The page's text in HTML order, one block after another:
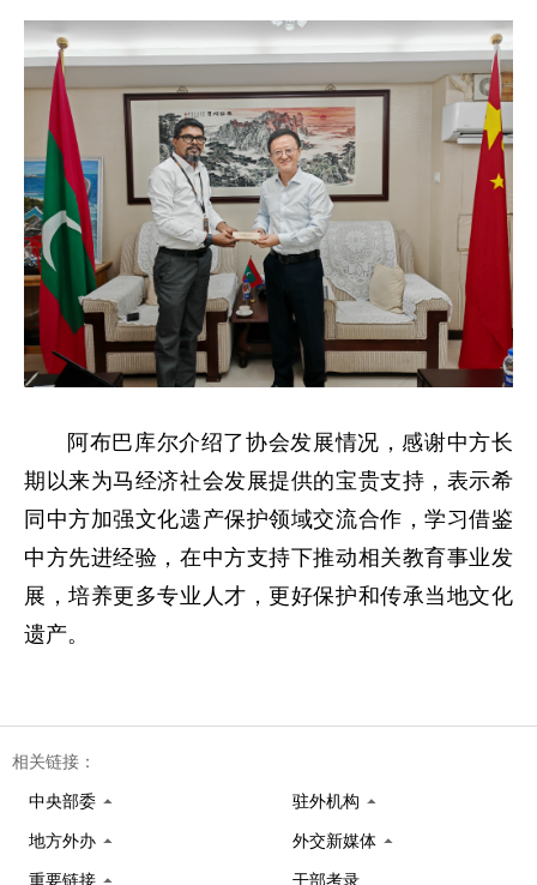
阿布巴库尔介绍了协会发展情况，感谢中方长
期以来为马经济社会发展提供的宝贵支持，表示希
同中方加强文化遗产保护领域交流合作，学习借鉴
中方先进经验，在中方支持下推动相关教育事业发
展，培养更多专业人才，更好保护和传承当地文化
遗产。
相关链接：
中央部委 驻外机构
地方外办 外交新媒体
重要链接 干部考录